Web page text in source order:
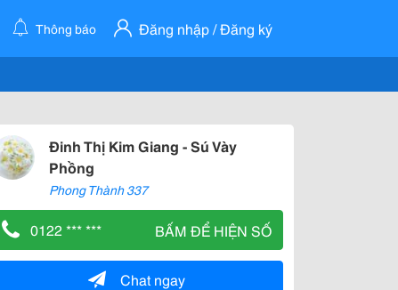
Thông báo Đăng nhập / Đăng ký
Đinh Thị Kim Giang - Sú Vày
Phồng
Phong Thành 337
0122 *** *** BẤM ĐỂ HIỆN SỐ
Chat ngay